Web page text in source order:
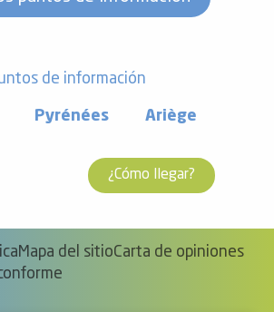
de información
Pyrénées Ariège
¿Cómo llegar?
Mapa del sitioCarta de opiniones